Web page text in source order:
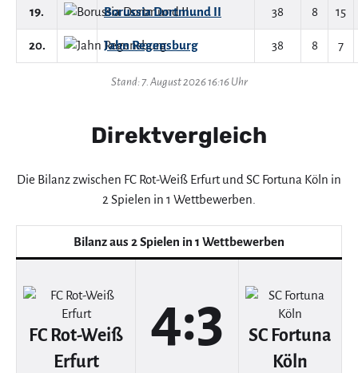
19. Borussia Dortmund II 38 8 15
20. Jahn Regensburg 38 8 7
Stand: 7. August 2026 16:16 Uhr
Direktvergleich
Die Bilanz zwischen FC Rot-Weiß Erfurt und SC Fortuna Köln in
2 Spielen in 1 Wettbewerben.
Bilanz aus 2 Spielen in 1 Wettbewerben
FC Rot-Weiß
Erfurt
4:3
SC Fortuna
Köln